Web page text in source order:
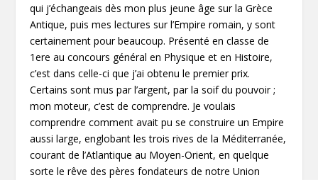
qui j’échangeais dès mon plus jeune âge sur la Grèce
Antique, puis mes lectures sur l’Empire romain, y sont
certainement pour beaucoup. Présenté en classe de
1ere au concours général en Physique et en Histoire,
c’est dans celle-ci que j’ai obtenu le premier prix.
Certains sont mus par l’argent, par la soif du pouvoir ;
mon moteur, c’est de comprendre. Je voulais
comprendre comment avait pu se construire un Empire
aussi large, englobant les trois rives de la Méditerranée,
courant de l’Atlantique au Moyen-Orient, en quelque
sorte le rêve des pères fondateurs de notre Union